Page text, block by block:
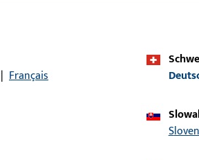
1 | Drückerstift | Drückerstift GT LI25/
| Français